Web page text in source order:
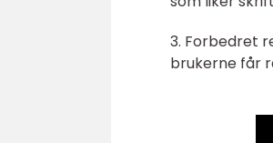
3. Forbedret
brukerne får